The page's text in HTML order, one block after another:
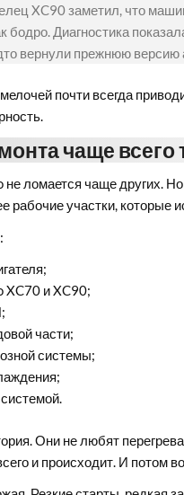
XC90 заметил, что
бодро. Диагностика
вернули прежнюю
мелочей почти всегда
чаще всего
не ломается чаще других.
рабочие участки, которые
XC70 и XC90;
части;
системы;
Они не любят
и происходит. И потом